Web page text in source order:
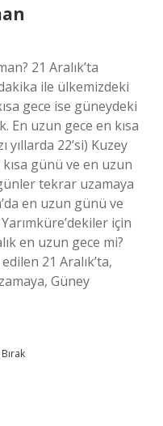
21 Aralık’ta
ile ülkemizdeki
gece ise güneydeki
En uzun gece en kısa
yıllarda 22’si) Kuzey
kısa günü ve en uzun
tekrar uzamaya
en uzun günü ve
için
en uzun gece mi?
21 Aralık’ta,
Güney